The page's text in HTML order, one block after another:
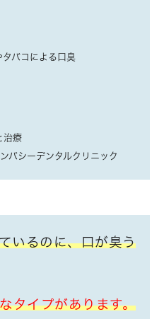
バコによる口臭
治療
パシーデンタルクリニック
いるのに、口が臭う
タイプがあります。